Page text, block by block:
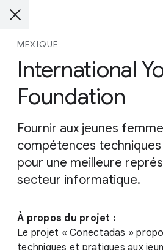
MEXIQUE
International
Foundation
Fournir aux jeunes
compétences
pour une meilleure
secteur informatique.
À propos du projet :
Le projet « Conectadas »
techniques et pratiques aux